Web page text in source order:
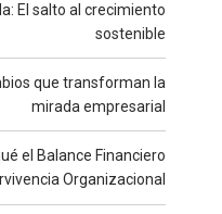
El salto al crecimiento
sostenible
que transforman la
mirada empresarial
el Balance Financiero
Organizacional